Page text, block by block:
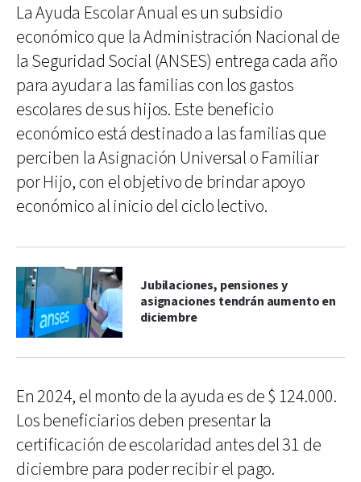
La Ayuda Escolar Anual es un subsidio
económico que la Administración Nacional de
la Seguridad Social (ANSES) entrega cada año
para ayudar a las familias con los gastos
escolares de sus hijos. Este beneficio
económico está destinado a las familias que
perciben la Asignación Universal o Familiar
por Hijo, con el objetivo de brindar apoyo
económico al inicio del ciclo lectivo.
Jubilaciones, pensiones y
asignaciones tendrán aumento en
diciembre
En 2024, el monto de la ayuda es de $ 124.000.
Los beneficiarios deben presentar la
certificación de escolaridad antes del 31 de
diciembre para poder recibir el pago.